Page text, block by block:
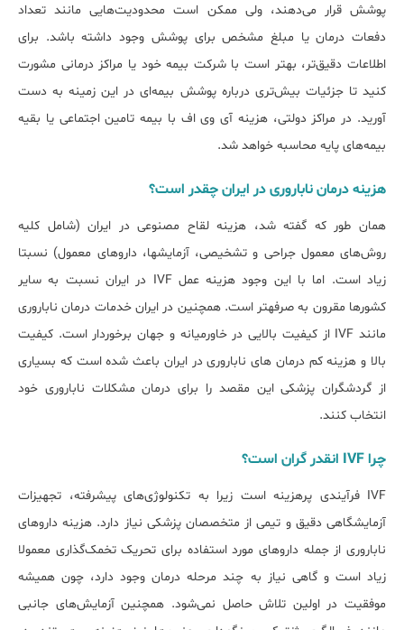
پوشش قرار می‌دهند، ولی ممکن است محدودیت‌هایی مانند تعداد
دفعات درمان یا مبلغ مشخص برای پوشش وجود داشته باشد. برای
اطلاعات دقیق‌تر، بهتر است با شرکت بیمه خود یا مراکز درمانی مشورت
کنید تا جزئیات بیش‌تری درباره پوشش بیمه‌ای در این زمینه به دست
آورید. در مراکز دولتی، هزینه آی وی اف با بیمه تامین اجتماعی یا بقیه
بیمه‌های پایه محاسبه خواهد شد.
هزینه درمان ناباروری در ایران چقدر است؟
همان طور که گفته شد، هزینه لقاح مصنوعی در ایران (شامل کلیه
روش‎‌های معمول جراحی و تشخیصی، آزمایش‎ها، داروهای معمول) نسبتا
زیاد است. اما با این وجود هزینه عمل IVF در ایران نسبت به سایر
کشورها مقرون به صرفه‎تر است. همچنین در ایران خدمات درمان ناباروری
مانند IVF از کیفیت بالایی در خاورمیانه و جهان برخوردار است. کیفیت
بالا و هزینه کم درمان های ناباروری در ایران باعث شده است که بسیاری
از گردشگران پزشکی این مقصد را برای درمان مشکلات ناباروری خود
انتخاب کنند.
چرا IVF انقدر گران است؟
IVF فرآیندی پرهزینه است زیرا به تکنولوژی‌های پیشرفته، تجهیزات
آزمایشگاهی دقیق و تیمی از متخصصان پزشکی نیاز دارد. هزینه داروهای
ناباروری از جمله داروهای مورد استفاده برای تحریک تخمک‌گذاری معمولا
زیاد است و گاهی نیاز به چند مرحله درمان وجود دارد، چون همیشه
موفقیت در اولین تلاش حاصل نمی‌شود. همچنین آزمایش‌های جانبی